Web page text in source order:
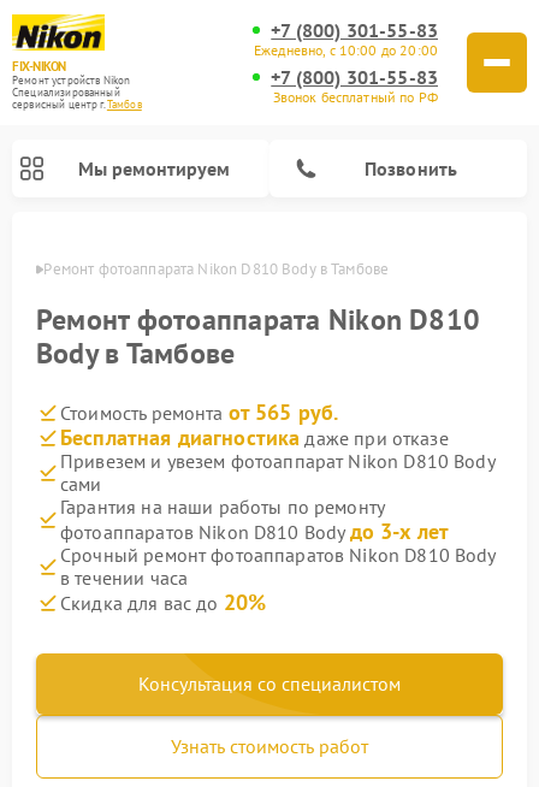
FIX-NIKON
Ремонт устройств Nikon
Специализированный
cервисный центр г.Тамбов
+7 (800) 301-55-83
Ежедневно, с 10:00 до 20:00
+7 (800) 301-55-83
Звонок бесплатный по РФ
Мы ремонтируем Позвонить
Ремонт фотоаппарата Nikon D810 Body в Тамбове
Ремонт фотоаппарата Nikon D810
Body в Тамбове
Стоимость ремонта от 565 руб.
Бесплатная диагностика даже при отказе
Привезем и увезем фотоаппарат Nikon D810 Body
сами
Гарантия на наши работы по ремонту
фотоаппаратов Nikon D810 Body до 3-х лет
Срочный ремонт фотоаппаратов Nikon D810 Body
в течении часа
Скидка для вас до 20%
Консультация со специалистом
Узнать стоимость работ